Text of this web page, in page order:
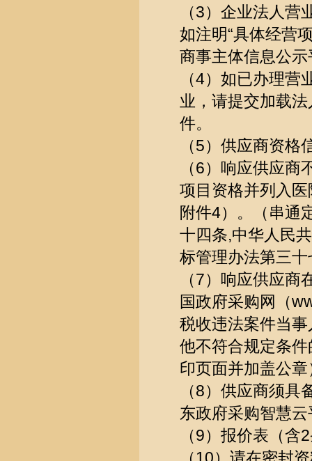
（3）企业法人
如注明“具体经营
商事主体信息公
（4）如已办理
业，请提交加载
件。
（5）供应商资
（6）响应供应
项目资格并列入
附件4）。（串通
十四条,中华人民
标管理办法第三
（7）响应供应商
国政府采购网（
税收违法案件当
他不符合规定条
印页面并加盖公章
（8）供应商须
东政府采购智慧
（9）报价表（